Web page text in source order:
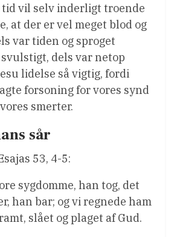
vil selv inderligt troende
at der er vel meget blod og
var tiden og sproget
dels var netop
lidelse så vigtig, fordi
forsoning for vores synd
smerter.
sår
53, 4-5:
sygdomme, han tog, det
han bar; og vi regnede ham
slået og plaget af Gud.